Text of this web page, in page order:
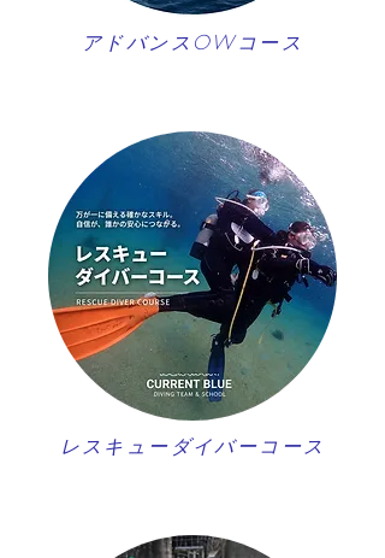
アドバンスOWコース
レスキューダイバーコース